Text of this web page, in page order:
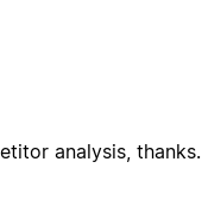
analysis, thanks.